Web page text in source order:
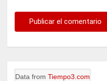
Data from Tiempo3.com